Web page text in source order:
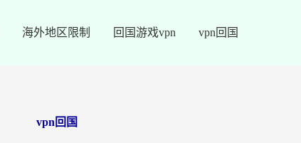
海外地区限制 回国游戏vpn vpn回国
vpn回国